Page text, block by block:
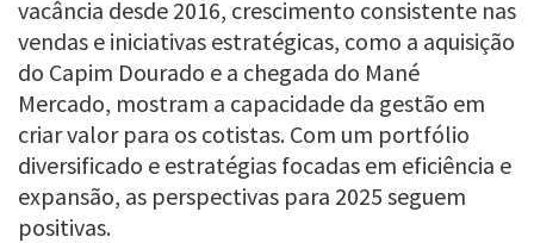
vacância desde 2016, crescimento consistente nas
vendas e iniciativas estratégicas, como a aquisição
do Capim Dourado e a chegada do Mané
Mercado, mostram a capacidade da gestão em
criar valor para os cotistas. Com um portfólio
diversificado e estratégias focadas em eficiência e
expansão, as perspectivas para 2025 seguem
positivas.